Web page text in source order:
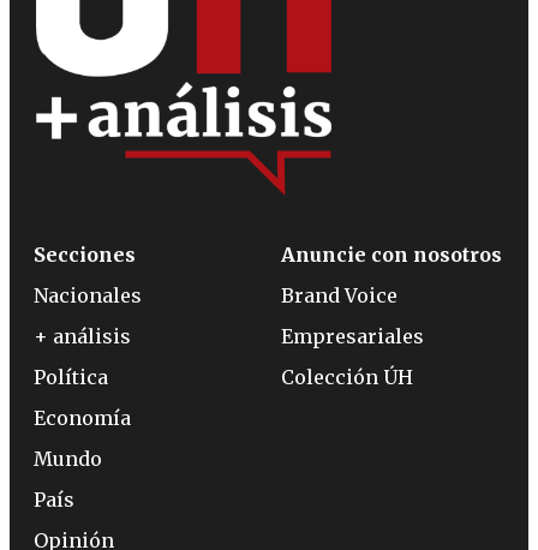
Secciones
Nacionales
+ análisis
Política
Economía
Mundo
País
Opinión
Anuncie con nosotros
Brand Voice
Empresariales
Colección ÚH